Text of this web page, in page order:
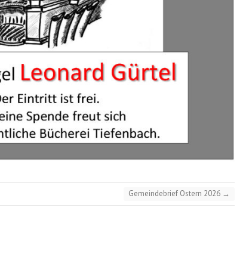
Gemeindebrief Ostern 2026 →